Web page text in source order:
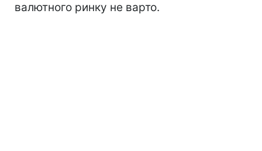
валютного ринку не варто.